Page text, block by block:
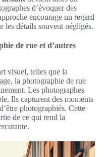
d’évoquer des
encourage un regard
les détails souvent négligés.
de rue et d’autres
visuel, telles que la
la photographie de rue
Les photographes
Ils capturent des moments
photographiés. Cette
de ce qui rend la